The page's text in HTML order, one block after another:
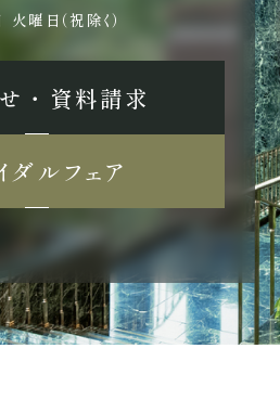
火曜日（祝除く）
・ 資料請求
ダルフェア